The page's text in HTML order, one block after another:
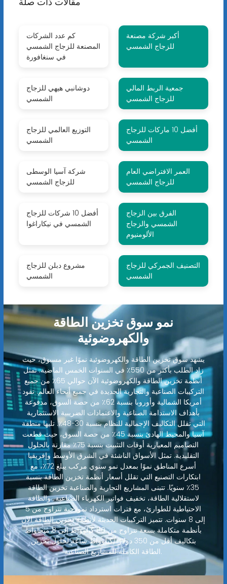
كم عدد الشركات
المصنعة للزجاج الشمسي
في سنغافورة
أكبر شركة مصنعة
للزجاج الشمسي
دوشانبي هيهي للزجاج
الشمسي
جمعية الربط المالي
للزجاج الشمسي
التوزيع العالمي للزجاج
الشمسي
أفضل 10 ماركات للزجاج
الشمسي
شركة آسيا الوسطى
للزجاج الشمسي
العمر الافتراضي العام
للزجاج الشمسي
أفضل 10 شركات للزجاج
الشمسي في نيكاراغوا
الفرق بين الزجاج
الشمسي والزجاج
الألومنيوم
مشروع دبلن للزجاج
الشمسي
التصنيف الجمركي للزجاج
الشمسي
نمو سوق تخزين الطاقة
والكهروضوئية
يشهد سوق تخزين الطاقة والكهروضوئية نموًا غير مسبوق، حيث
زاد الطلب بأكثر من 550٪ في السنوات الخمس الماضية. تمثل
أنظمة تخزين الطاقة والكهروضوئية الآن حوالي 65٪ من جميع
التركيبات الصناعية والتجارية الجديدة في جميع أنحاء العالم. تقود
أمريكا الشمالية وأوروبا بنسبة 62٪ من حصة السوق، مدفوعة
بأهداف الاستدامة الصناعية والاعتمادات الضريبية الاستثمارية
التي تقلل التكاليف الإجمالية للنظام بنسبة 30-48٪. تليها منطقة
آسيا والمحيط الهادئ بنسبة 45٪ من حصة السوق، حيث قطعت
التصاميم المعيارية أوقات التثبيت بنسبة 75٪ مقارنة بالحلول
التقليدية. تمثل الأسواق الناشئة في الشرق الأوسط وإفريقيا
أسرع المناطق نموًا بمعدل نمو سنوي مركب يبلغ 72٪، مع
ابتكارات التصنيع التي تقلل أسعار أنظمة تخزين الطاقة بنسبة
35٪ سنويًا. تتبنى المشاريع التجارية والصناعية تخزين الطاقة
لاستقلالية الطاقة، تخفيف فواتير الكهرباء الصناعية، والطاقة
الاحتياطية للطوارئ، مع فترات استرداد نموذجية تتراوح من 5
إلى 8 سنوات. تتميز التركيبات الحديثة لأنظمة تخزين الطاقة الآن
بأنظمة متكاملة بسعة تتراوح من 80 كيلوواط إلى 8 ميجاواط
بتكاليف أقل من 350 دولارًا/كيلوواط ساعة لحلول تخزين
الطاقة الكاملة للمشاريع الصناعية.